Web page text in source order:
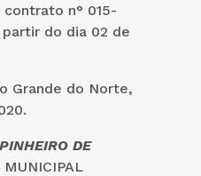
n° 015-
partir do dia 02 de
Grande do Norte,
DE